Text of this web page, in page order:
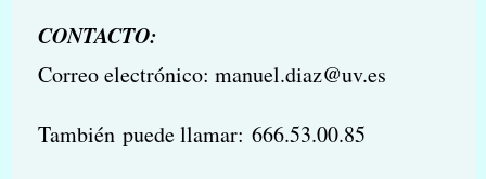
CONTACTO:
Correo electrónico: manuel.diaz@uv.es
También puede llamar: 666.53.00.85